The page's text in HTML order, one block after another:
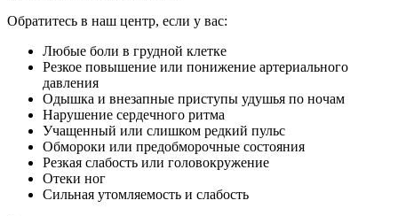
Обратитесь в наш центр, если у вас:
Любые боли в грудной клетке
Резкое повышение или понижение артериального
давления
Одышка и внезапные приступы удушья по ночам
Нарушение сердечного ритма
Учащенный или слишком редкий пульс
Обмороки или предобморочные состояния
Резкая слабость или головокружение
Отеки ног
Сильная утомляемость и слабость